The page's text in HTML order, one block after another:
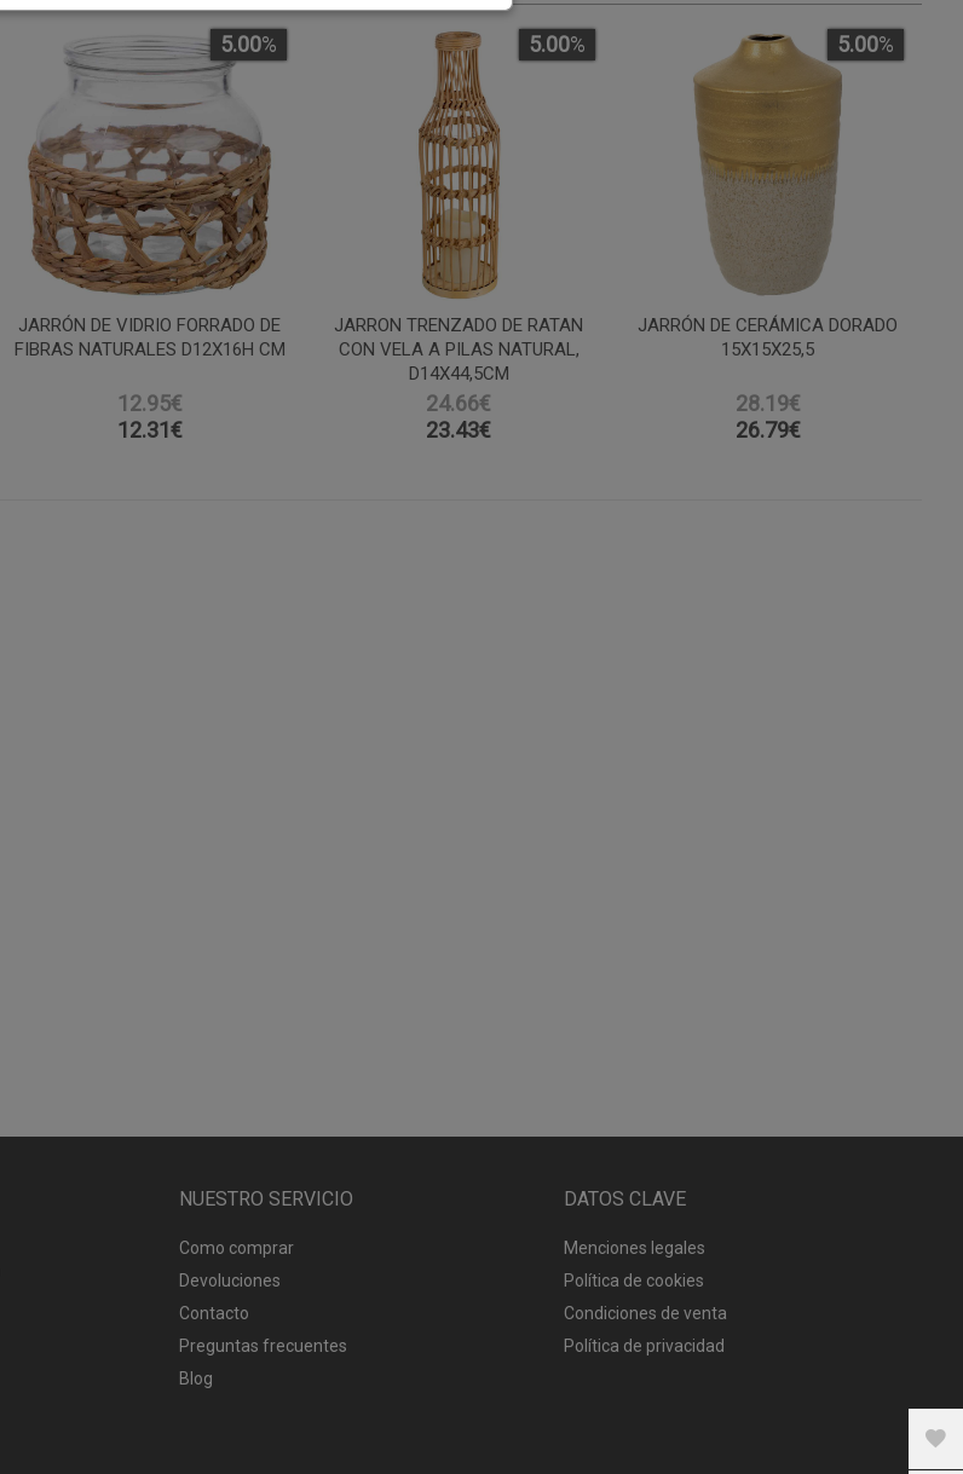
JARRÓN DE VIDRIO FORRADO DE
FIBRAS NATURALES D12X16H CM
12.95€
5.00%
12.31€
JARRON TRENZADO DE RATAN
CON VELA A PILAS NATURAL,
D14X44,5CM
24.66€
5.00%
23.43€
JARRÓN DE CERÁMICA DORADO
15X15X25,5
28.19€
5.00%
26.79€
NUESTRO SERVICIO
Como comprar
Devoluciones
Contacto
Preguntas frecuentes
Blog
DATOS CLAVE
Menciones legales
Política de cookies
Condiciones de venta
Política de privacidad